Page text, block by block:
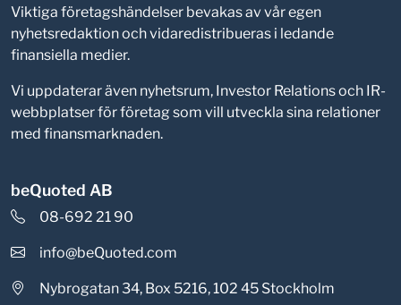
Viktiga företagshändelser bevakas av vår egen
nyhetsredaktion och vidaredistribueras i ledande
finansiella medier.
Vi uppdaterar även nyhetsrum, Investor Relations och IR-
webbplatser för företag som vill utveckla sina relationer
med finansmarknaden.
beQuoted AB
08-692 21 90
info@beQuoted.com
Nybrogatan 34, Box 5216, 102 45 Stockholm